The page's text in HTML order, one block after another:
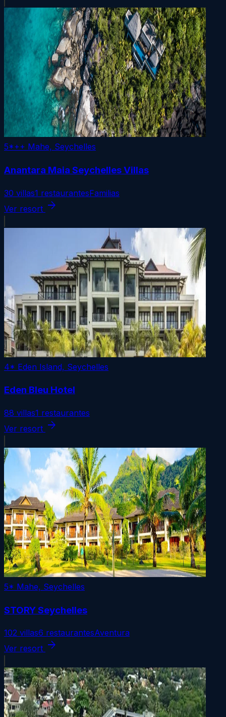
5*++ Mahe, Seychelles
Anantara Maia Seychelles Villas
30 villas1 restaurantesFamilias
Ver resort arrow_forward
4* Eden Island, Seychelles
Eden Bleu Hotel
88 villas1 restaurantes
Ver resort arrow_forward
5* Mahe, Seychelles
STORY Seychelles
102 villas6 restaurantesAventura
Ver resort arrow_forward